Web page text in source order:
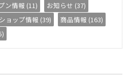
ン情報 (11)
お知らせ (37)
ョップ情報 (39)
商品情報 (163)